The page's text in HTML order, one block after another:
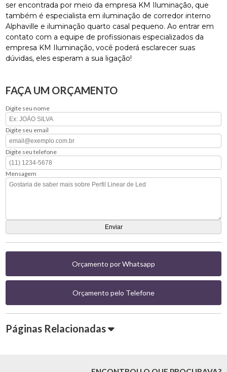
ser encontrada por meio da empresa KM Iluminação, que
também é especialista em iluminação de corredor interno
Alphaville e iluminação quarto casal pequeno. Ao entrar em
contato com a equipe de profissionais especializados da
empresa KM Iluminação, você poderá esclarecer suas
dúvidas, eles esperam a sua ligação!
FAÇA UM ORÇAMENTO
Digite seu nome
Digite seu email
Digite seu telefone
Mensagem
Orçamento por Whatsapp
Orçamento pelo Telefone
Páginas Relacionadas